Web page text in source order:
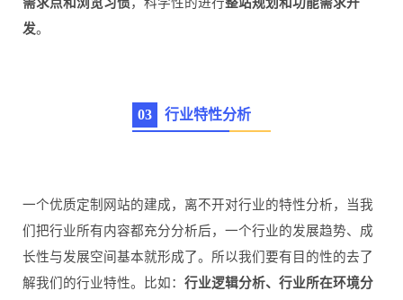
发。
03 行业特性分析
一个优质定制网站的建成，离不开对行业的特性分析，当我
们把行业所有内容都充分分析后，一个行业的发展趋势、成
长性与发展空间基本就形成了。所以我们要有目的性的去了
解我们的行业特性。比如： 行业逻辑分析、行业所在环境分